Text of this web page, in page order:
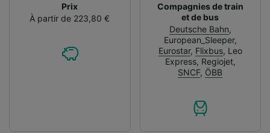
Prix
À partir de 223,80 €
Compagnies de train
et de bus
Deutsche Bahn,
European_Sleeper,
Eurostar, Flixbus, Leo
Express, Regiojet,
SNCF, ÖBB